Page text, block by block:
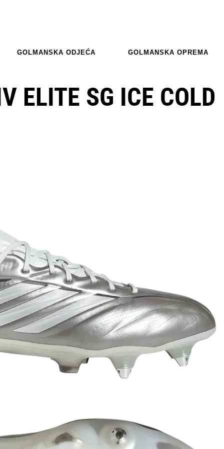
GOLMANSKA ODJEĆA GOLMANSKA OPREMA
ELITE SG ICE COLD